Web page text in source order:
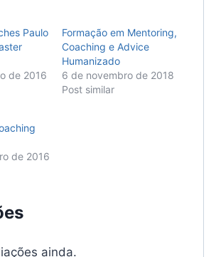
Paulo
de 2016
Formação em Mentoring,
Coaching e Advice
Humanizado
6 de novembro de 2018
Post similar
de 2016
ainda.